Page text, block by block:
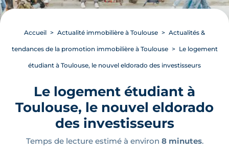
Accueil Actualité immobilière à Toulouse Actualités &
tendances de la promotion immobilière à Toulouse Le logement
étudiant à Toulouse, le nouvel eldorado des investisseurs
Le logement étudiant à
Toulouse, le nouvel eldorado
des investisseurs
Temps de lecture estimé à environ 8 minutes.